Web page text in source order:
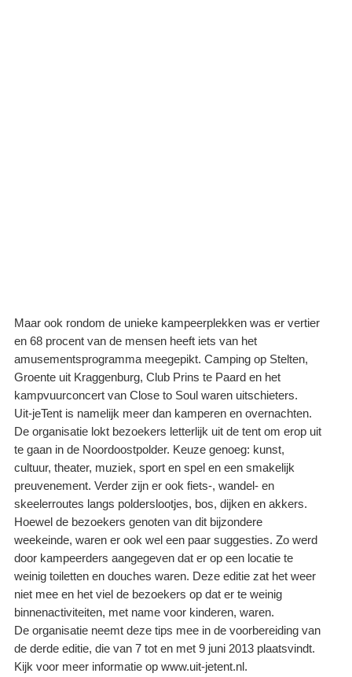
Maar ook rondom de unieke kampeerplekken was er vertier
en 68 procent van de mensen heeft iets van het
amusementsprogramma meegepikt. Camping op Stelten,
Groente uit Kraggenburg, Club Prins te Paard en het
kampvuurconcert van Close to Soul waren uitschieters.
Uit-jeTent is namelijk meer dan kamperen en overnachten.
De organisatie lokt bezoekers letterlijk uit de tent om erop uit
te gaan in de Noordoostpolder. Keuze genoeg: kunst,
cultuur, theater, muziek, sport en spel en een smakelijk
preuvenement. Verder zijn er ook fiets-, wandel- en
skeelerroutes langs polderslootjes, bos, dijken en akkers.
Hoewel de bezoekers genoten van dit bijzondere
weekeinde, waren er ook wel een paar suggesties. Zo werd
door kampeerders aangegeven dat er op een locatie te
weinig toiletten en douches waren. Deze editie zat het weer
niet mee en het viel de bezoekers op dat er te weinig
binnenactiviteiten, met name voor kinderen, waren.
De organisatie neemt deze tips mee in de voorbereiding van
de derde editie, die van 7 tot en met 9 juni 2013 plaatsvindt.
Kijk voor meer informatie op www.uit-jetent.nl.